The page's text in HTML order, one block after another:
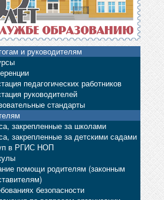
и руководителям
педагогических работников
руководителей
стандарты
закрепленные за школами
закрепленные за детскими садами
в РГИС НОП
помощи родителям (законным
безопасности